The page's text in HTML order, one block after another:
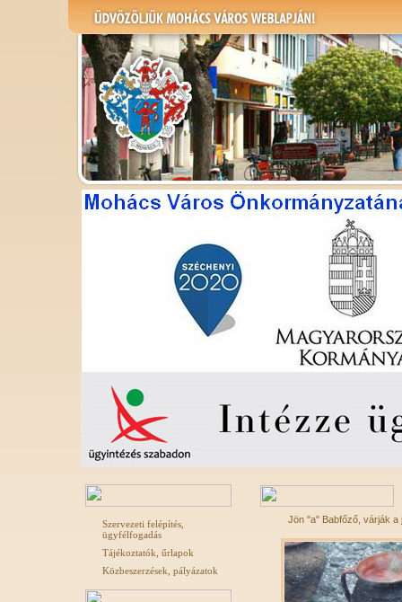
Szervezeti felépítés,
ügyfélfogadás
Tájékoztatók, űrlapok
Közbeszerzések, pályázatok
Jön "a" Babfőző, várják a